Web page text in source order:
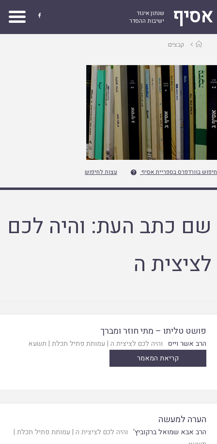
אסיף
שנתון איגוד
ישיבות ההסדר

עמודקבצים
חיפוש בוורדפרס בספריית אסיף  עצות לחיפוש
שם כתב העת: והיה לכם
לציצית ה
פושט טליתו – מתי חוזר ומברך
הרב אשר וייס והיה לכם לציצית ה | עמותת פתיל תכלת | תשעא
קריאת המאמר
הערה למעשה
הרב אבא שמואל ברקוביץ' והיה לכם לציצית ה | עמותת פתיל תכלת |